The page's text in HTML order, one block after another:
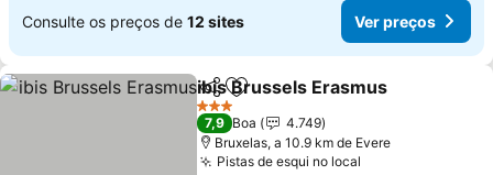
Consulte os preços de 12 sites Ver preços
PartilharAdicionar aos favoritos
ibis Brussels Erasmus
3 Estrelas
7,9 Boa
4.749
Bruxelas, a 10.9 km de Evere
Pistas de esqui no local